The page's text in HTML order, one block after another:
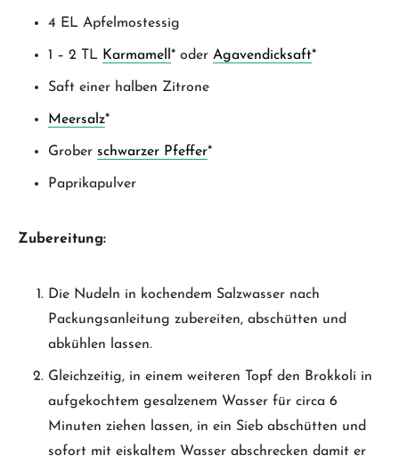
4 EL Apfelmostessig
1 – 2 TL Karmamell * oder Agavendicksaft*
Saft einer halben Zitrone
Meersalz*
Grober schwarzer Pfeffer*
Paprikapulver
Zubereitung:
Die Nudeln in kochendem Salzwasser nach
Packungsanleitung zubereiten, abschütten und
abkühlen lassen.
Gleichzeitig, in einem weiteren Topf den Brokkoli in
aufgekochtem gesalzenem Wasser für circa 6
Minuten ziehen lassen, in ein Sieb abschütten und
sofort mit eiskaltem Wasser abschrecken damit er